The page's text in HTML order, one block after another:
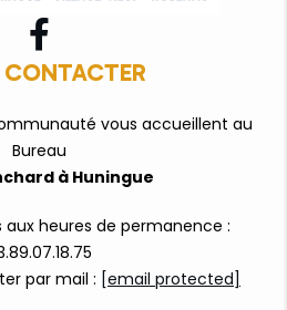
vous accueillent au
Bureau
à Huningue
aux heures de permanence :
par mail : [email protected]
